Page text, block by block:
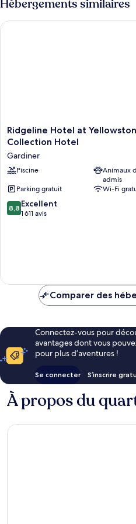
de
chambre
Chambre
Hébergements similaires
Ridgeline
Hotel
Yellowstone,
an
Collection
Hotel
Gardiner
Ridgeline Hotel at
Collection Hotel
Gardiner
Piscine
Animaux
admis
Parking gratuit
Wi-Fi
8.8
sur
8,8 Excellent
1 611 avis
Ridgeline Hotel at Yellowstone,
Comparer des
Connectez-vous pour
avantages dont vous
pour plus d’aventures !
Se connecter S’inscrire
À propos du